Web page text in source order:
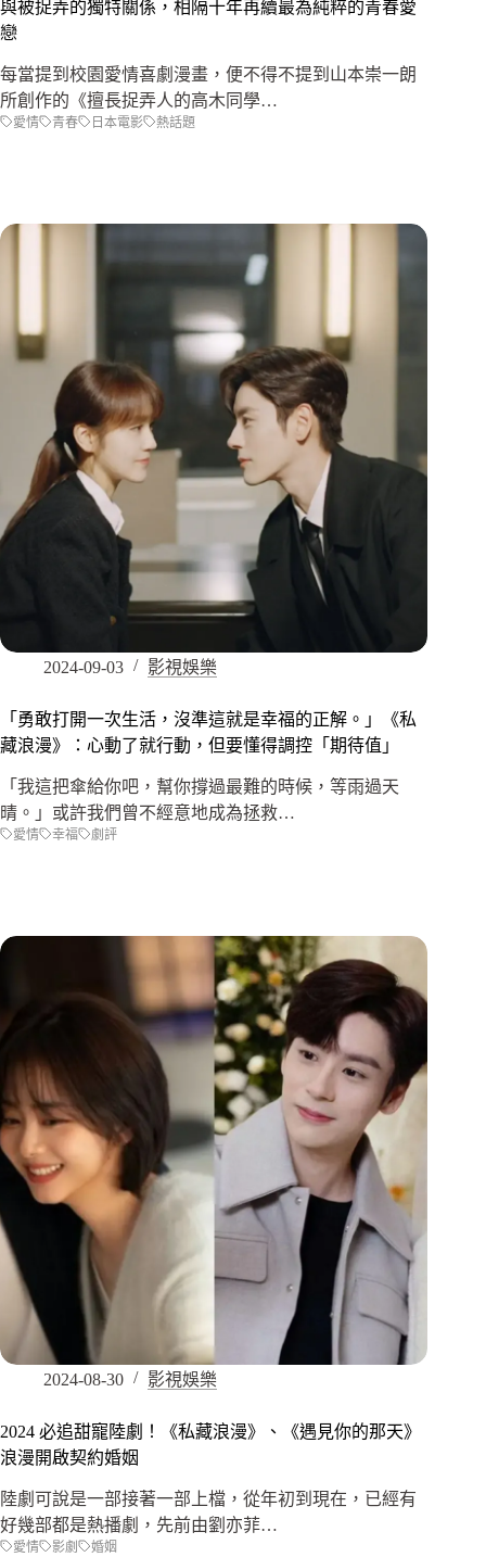
與被捉弄的獨特關係，相隔十年再續最為純粹的青春愛
戀
每當提到校園愛情喜劇漫畫，便不得不提到山本崇一朗
所創作的《擅長捉弄人的高木同學…
愛情 青春 日本電影 熱話題
2024-09-03 影視娛樂
「勇敢打開一次生活，沒準這就是幸福的正解。」《私
藏浪漫》：心動了就行動，但要懂得調控「期待值」
「我這把傘給你吧，幫你撐過最難的時候，等雨過天
晴。」或許我們曾不經意地成為拯救…
愛情 幸福 劇評
2024-08-30 影視娛樂
2024 必追甜寵陸劇！《私藏浪漫》、《遇見你的那天》
浪漫開啟契約婚姻
陸劇可說是一部接著一部上檔，從年初到現在，已經有
好幾部都是熱播劇，先前由劉亦菲…
愛情 影劇 婚姻